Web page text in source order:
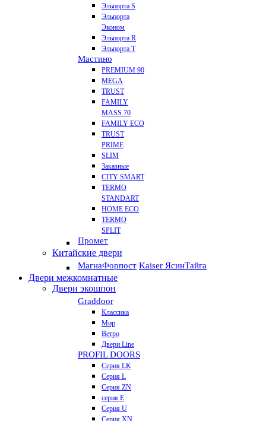
Эльпорта S
Эльпорта
Эконом
Эльпорта R
Эльпорта Т
Мастино
PREMIUM 90
MEGA
TRUST
FAMILY
MASS 70
FAMILY ECO
TRUST
PRIME
SLIM
Заказные
CITY SMART
TERMO
STANDART
HOME ECO
ТЕRМО
SPLIT
Промет
Китайские двери
МагнаФорпост Kaiser ЯсинТайга
Двери межкомнатные
Двери экошпон
Graddoor
Классика
Мир
Ветро
Двери Line
PROFIL DOORS
Серия LK
Серия L
Серия ZN
серия E
Серия U
Серия XN